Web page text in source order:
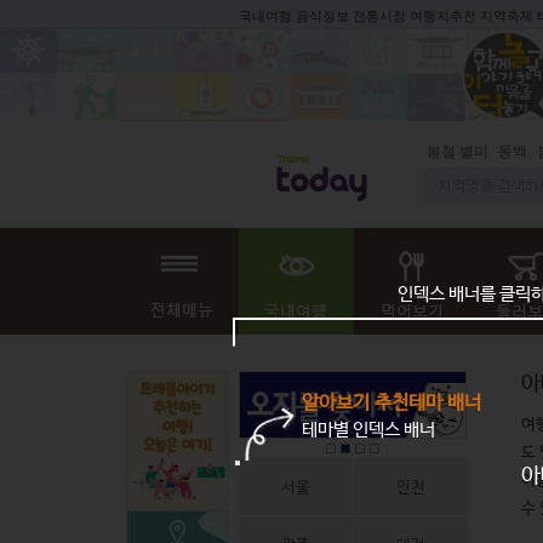
국내여행 음식정보 전통시장 여행지추천 지역축제
봄철 별미 동백
서울 인천
여
도
이
수
인덱스 배너를 클릭
알아보기 추천테마 배너
테마별 인덱스 배너